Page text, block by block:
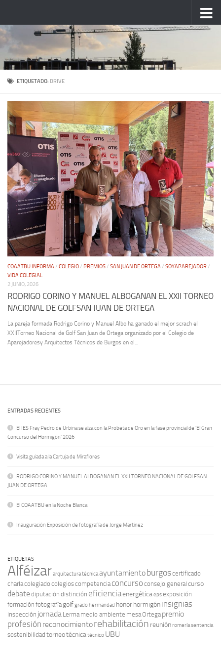
ETIQUETADO: DRIVE
COAATBU INFORMA / COLEGIO / PREMIOS / SAN JUAN DE ORTEGA / SOYAPAREJADOR /
VIDA COLEGIAL
2 JUNIO, 2026
RODRIGO CORINO Y MANUEL ALBOGANAN EL XXII TORNEO
NACIONAL DE GOLFSAN JUAN DE ORTEGA
La pareja formada Rodrigo Corino y Manuel Albo ha ganado el mejor scrach el
XXIITorneo Nacional de Golf San Juan de Ortega organizado por el Colegio de
Aparejadoresy Arquitectos Técnicos de Burgos en el...
ENTRADAS RECIENTES
El IES Fray Pedro de Urbina se alza con la Probeta de Oro en la fase provincial de ‘El Gran
Concurso del Hormigón’ 2026
Visita guiada a la Cartuja de Miraflores
RODRIGO CORINO Y MANUEL ALBOGANAN EL XXII TORNEO NACIONAL DE GOLFSAN
JUAN DE ORTEGA
El COAATBU en la Noche Blanca
Inauguración Exposición de fotografía de Jorge Martínez
ETIQUETAS
Alféizararquitectura técnicaayuntamientoburgoscertificado
charlacolegiado colegioscompetencia concurso consejo general curso
debatediputación distinción eficienciaenergéticaepsexposición
formación fotografía golfgradohermandad honorhormigóninsignias
inspección jornada Lerma medio ambiente mesaOrtega premio
profesión reconocimientorehabilitación reuniónromeríasentencia
sostenibilidad torneotécnicatécnico UBU